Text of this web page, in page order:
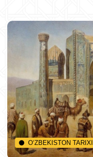
O‘ZBEKISTON TARIXI